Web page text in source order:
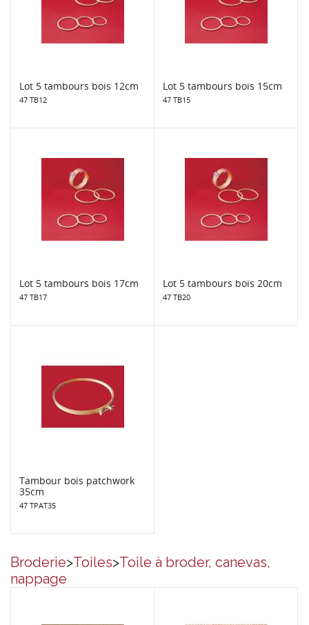
Lot 5 tambours bois 12cm
47 TB12
Lot 5 tambours bois 15cm
47 TB15
Lot 5 tambours bois 17cm
47 TB17
Lot 5 tambours bois 20cm
47 TB20
Tambour bois patchwork
35cm
47 TPAT35
Broderie>Toiles>Toile à broder, canevas,
nappage